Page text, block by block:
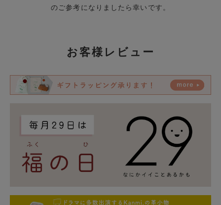
のご参考になりましたら幸いです。
お客様レビュー